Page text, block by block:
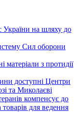
на шляху до
Сил оборони
з протидії
доступні Центри
та Миколаєві
компенсує до
для ведення